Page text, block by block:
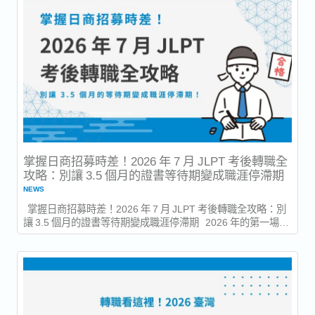
掌握日商招募時差！2026 年 7 月 JLPT 考後轉職全
攻略：別讓 3.5 個月的證書等待期變成職涯停滯期
NEWS
掌握日商招募時差！2026 年 7 月 JLPT 考後轉職全攻略：別
讓 3.5 個月的證書等待期變成職涯停滯期 2026 年的第一場
JLPT 日本語能力試驗已於 7 月 5...